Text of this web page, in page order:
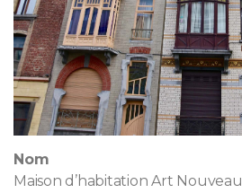
Nom
Maison d’habitation Art Nouveau